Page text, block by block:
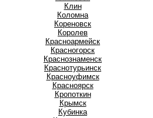
Клин
Коломна
Кореновск
Королев
Красноармейск
Красногорск
Краснознаменск
Краснотурьинск
Красноуфимск
Красноярск
Кропоткин
Крымск
Кубинка